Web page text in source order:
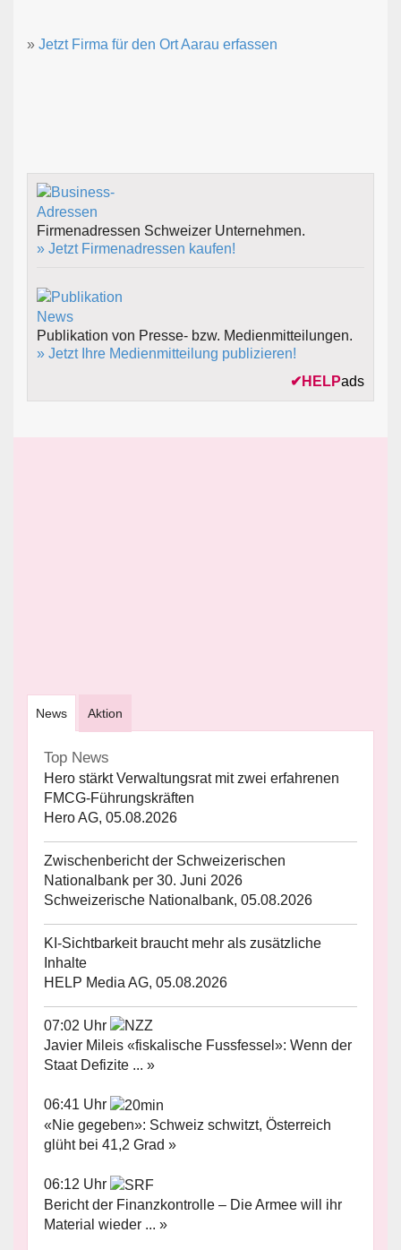
» Jetzt Firma für den Ort Aarau erfassen
Firmenadressen Schweizer Unternehmen.
» Jetzt Firmenadressen kaufen!
Publikation von Presse- bzw. Medienmitteilungen.
» Jetzt Ihre Medienmitteilung publizieren!
✔ HELPads
News Aktion
Top News
Hero stärkt Verwaltungsrat mit zwei erfahrenen
FMCG-Führungskräften
Hero AG, 05.08.2026
Zwischenbericht der Schweizerischen
Nationalbank per 30. Juni 2026
Schweizerische Nationalbank, 05.08.2026
KI-Sichtbarkeit braucht mehr als zusätzliche
Inhalte
HELP Media AG, 05.08.2026
07:02 Uhr
Javier Mileis «fiskalische Fussfessel»: Wenn der
Staat Defizite ... »
06:41 Uhr
«Nie gegeben»: Schweiz schwitzt, Österreich
glüht bei 41,2 Grad »
06:12 Uhr
Bericht der Finanzkontrolle – Die Armee will ihr
Material wieder ... »